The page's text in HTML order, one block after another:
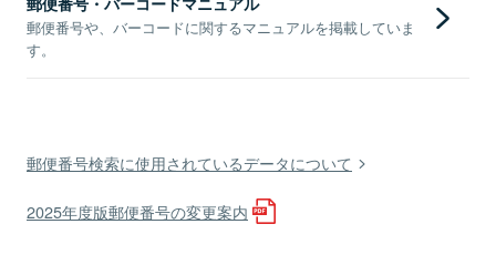
郵便番号や、バーコードに関するマニュアルを掲載していま
す。
郵便番号検索に使用されているデータについて
2025年度版郵便番号の変更案内